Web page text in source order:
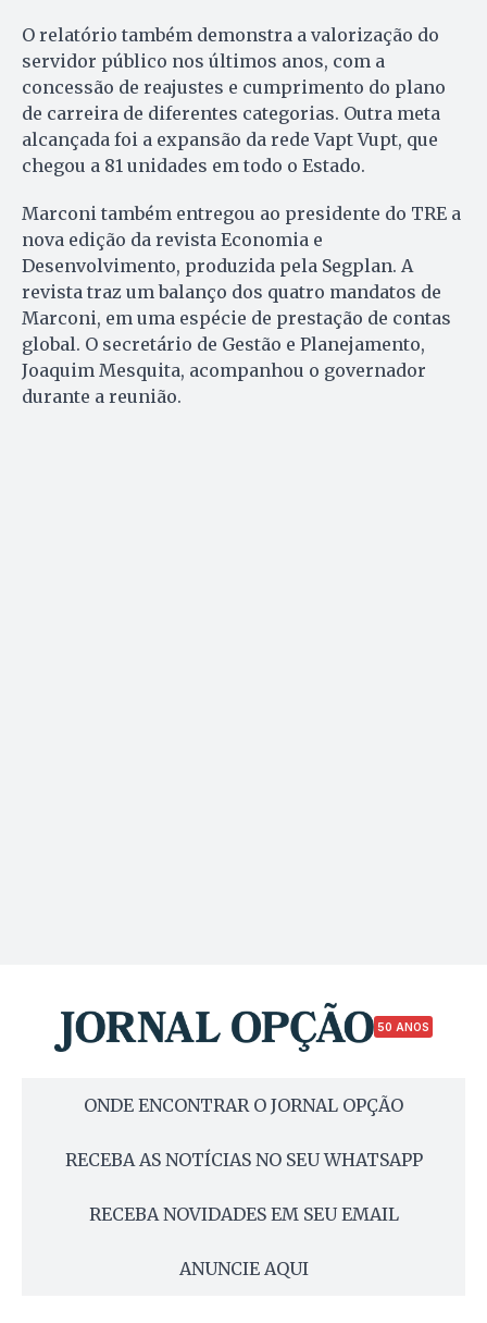
O relatório também demonstra a valorização do
servidor público nos últimos anos, com a
concessão de reajustes e cumprimento do plano
de carreira de diferentes categorias. Outra meta
alcançada foi a expansão da rede Vapt Vupt, que
chegou a 81 unidades em todo o Estado.
Marconi também entregou ao presidente do TRE a
nova edição da revista Economia e
Desenvolvimento, produzida pela Segplan. A
revista traz um balanço dos quatro mandatos de
Marconi, em uma espécie de prestação de contas
global. O secretário de Gestão e Planejamento,
Joaquim Mesquita, acompanhou o governador
durante a reunião.
50 ANOS
ONDE ENCONTRAR O JORNAL OPÇÃO
RECEBA AS NOTÍCIAS NO SEU WHATSAPP
RECEBA NOVIDADES EM SEU EMAIL
ANUNCIE AQUI